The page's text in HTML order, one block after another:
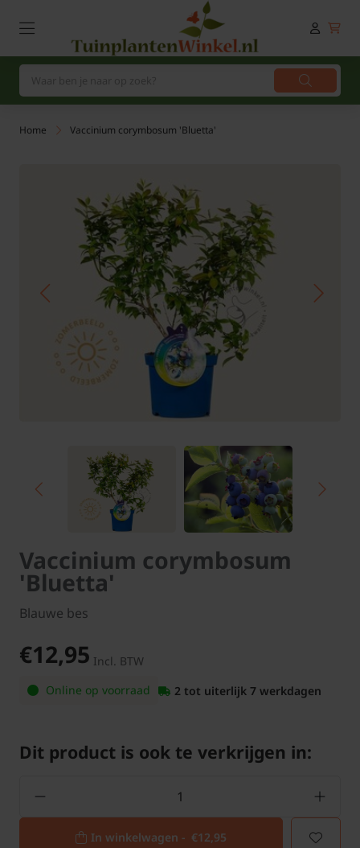
Home Vaccinium corymbosum 'Bluetta'
Vaccinium corymbosum
'Bluetta'
Blauwe bes
€12,95 Incl. BTW
Online op voorraad
2 tot uiterlijk 7 werkdagen
Dit product is ook te verkrijgen in:
In winkelwagen - €12,95